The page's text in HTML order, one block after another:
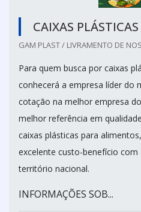
CAIXAS
GAM PLAST / LIVRAMENTO DE
Para quem busca por caixas
conhecerá a empresa líder do
cotação na melhor empresa
melhor referência em
caixas plásticas para
excelente custo-benefício
território nacional.
INFORMAÇÕES SOB...